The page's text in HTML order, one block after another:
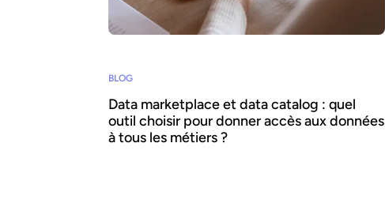
BLOG
Data marketplace et data catalog : quel
outil choisir pour donner accès aux données
à tous les métiers ?